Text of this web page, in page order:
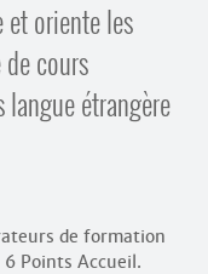
et oriente les
cours
langue étrangère
de formation
Points Accueil.